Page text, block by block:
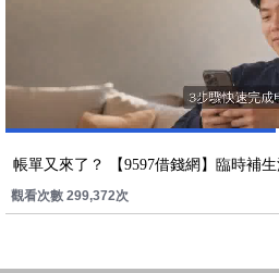
帳單又來了？ 【9597借錢網】臨時補生
觀看次數 299,372次